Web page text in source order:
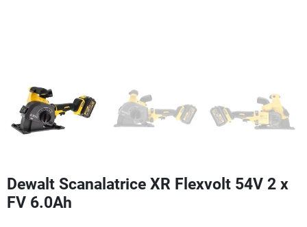
Dewalt Scanalatrice XR Flexvolt 54V 2 x
FV 6.0Ah